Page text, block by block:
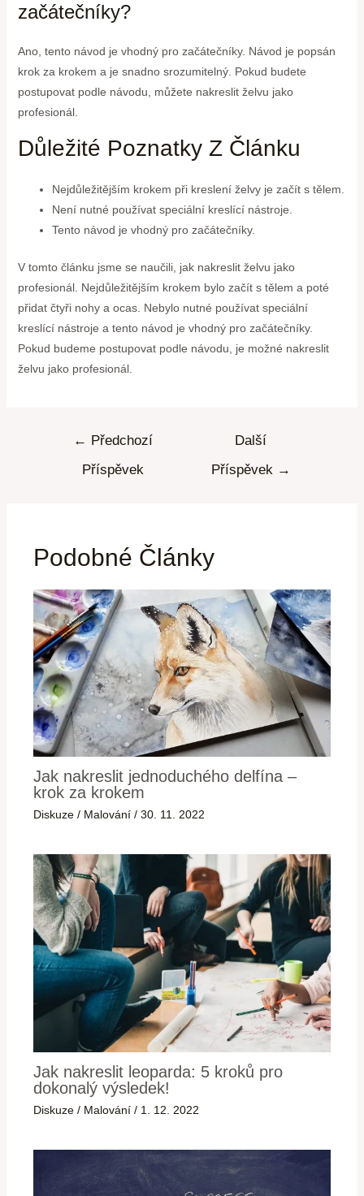
začátečníky?
Ano, tento návod je vhodný pro začátečníky. Návod je popsán
krok za krokem a je snadno srozumitelný. Pokud budete
postupovat podle návodu, můžete nakreslit želvu jako
profesionál.
Důležité Poznatky Z Článku
Nejdůležitějším krokem při kreslení želvy je začít s tělem.
Není nutné používat speciální kreslící nástroje.
Tento návod je vhodný pro začátečníky.
V tomto článku jsme se naučili, jak nakreslit želvu jako
profesionál. Nejdůležitějším krokem bylo začít s tělem a poté
přidat čtyři nohy a ocas. Nebylo nutné používat speciální
kreslící nástroje a tento návod je vhodný pro začátečníky.
Pokud budeme postupovat podle návodu, je možné nakreslit
želvu jako profesionál.
← Předchozí
Příspěvek
Další
Příspěvek →
Podobné Články
Jak nakreslit jednoduchého delfína –
krok za krokem
Diskuze / Malování /30. 11. 2022
Jak nakreslit leoparda: 5 kroků pro
dokonalý výsledek!
Diskuze / Malování / 1. 12. 2022